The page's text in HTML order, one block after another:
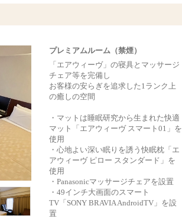
プレミアムルーム（禁煙）
「エアウィーヴ」の寝具とマッサージ
チェア等を完備し
お客様の安らぎを追求した1ランク上
の癒しの空間
・マットは睡眠研究から生まれた快適
マット「エアウィーヴ スマート01」を
使用
・心地よい深い眠りを誘う快眠枕「エ
アウィーヴ ピロー スタンダード」を
使用
・Panasonicマッサージチェアを設置
・49インチ大画面のスマート
TV「SONY BRAVIA AndroidTV」を設
置